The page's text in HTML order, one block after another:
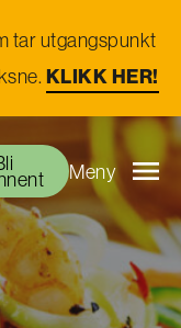
tar utgangspunkt
KLIKK HER!
Meny